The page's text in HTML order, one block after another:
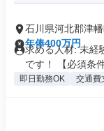
石川県河北郡津
年俸400万円
求める人材: 未経
です！ 【必須条
即日勤務OK 交通費